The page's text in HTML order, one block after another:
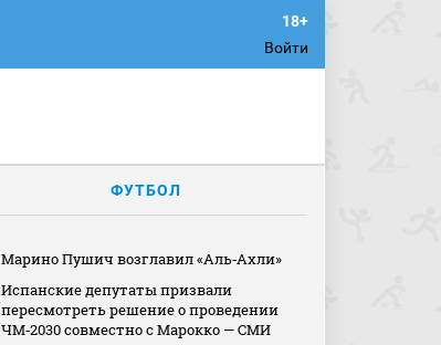
Войти
ФУТБОЛ
Марино Пушич возглавил «Аль‑Ахли»
Испанские депутаты призвали
пересмотреть решение о проведении
ЧМ‑2030 совместно с Марокко — СМИ